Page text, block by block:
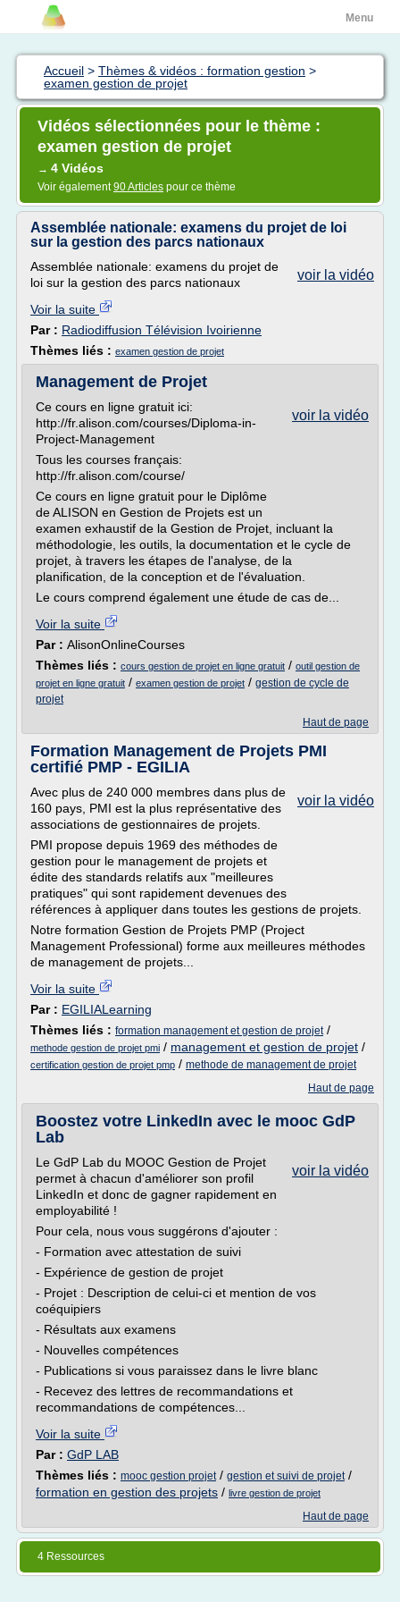
Menu
Accueil > Thèmes & vidéos : formation gestion >
examen gestion de projet
Vidéos sélectionnées pour le thème :
examen gestion de projet
→ 4 Vidéos
Voir également90 Articles pour ce thème
Assemblée nationale: examens du projet de loi
sur la gestion des parcs nationaux
voir la vidéo
Assemblée nationale: examens du projet de
loi sur la gestion des parcs nationaux
Voir la suite
Par : Radiodiffusion Télévision Ivoirienne
Thèmes liés : examen gestion de projet
Management de Projet
voir la vidéo
Ce cours en ligne gratuit ici:
http://fr.alison.com/courses/Diploma-in-
Project-Management
Tous les courses français:
http://fr.alison.com/course/
Ce cours en ligne gratuit pour le Diplôme
de ALISON en Gestion de Projets est un
examen exhaustif de la Gestion de Projet, incluant la
méthodologie, les outils, la documentation et le cycle de
projet, à travers les étapes de l'analyse, de la
planification, de la conception et de l'évaluation.
Le cours comprend également une étude de cas de...
Voir la suite
Par : AlisonOnlineCourses
Thèmes liés : cours gestion de projet en ligne gratuit / outil gestion de
projet en ligne gratuit / examen gestion de projet / gestion de cycle de
projet
Haut de page
Formation Management de Projets PMI
certifié PMP - EGILIA
voir la vidéo
Avec plus de 240 000 membres dans plus de
160 pays, PMI est la plus représentative des
associations de gestionnaires de projets.
PMI propose depuis 1969 des méthodes de
gestion pour le management de projets et
édite des standards relatifs aux "meilleures
pratiques" qui sont rapidement devenues des
références à appliquer dans toutes les gestions de projets.
Notre formation Gestion de Projets PMP (Project
Management Professional) forme aux meilleures méthodes
de management de projets...
Voir la suite
Par : EGILIALearning
Thèmes liés : formation management et gestion de projet/
methode gestion de projet pmi / management et gestion de projet /
certification gestion de projet pmp / methode de management de projet
Haut de page
Boostez votre LinkedIn avec le mooc GdP
Lab
voir la vidéo
Le GdP Lab du MOOC Gestion de Projet
permet à chacun d'améliorer son profil
LinkedIn et donc de gagner rapidement en
employabilité !
Pour cela, nous vous suggérons d'ajouter :
- Formation avec attestation de suivi
- Expérience de gestion de projet
- Projet : Description de celui-ci et mention de vos
coéquipiers
- Résultats aux examens
- Nouvelles compétences
- Publications si vous paraissez dans le livre blanc
- Recevez des lettres de recommandations et
recommandations de compétences...
Voir la suite
Par : GdP LAB
Thèmes liés : mooc gestion projet/ gestion et suivi de projet/
formation en gestion des projets / livre gestion de projet
Haut de page
4 Ressources